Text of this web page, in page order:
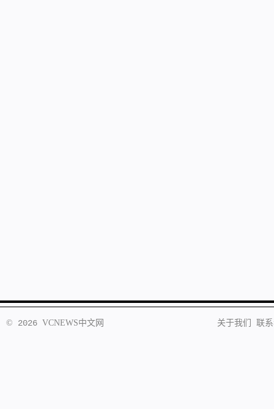
© 2026 VCNEWS中文网 关于我们 联